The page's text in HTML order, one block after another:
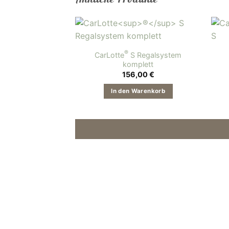
CarLotte® S Regalsystem
komplett
156,00€
In den Warenkorb